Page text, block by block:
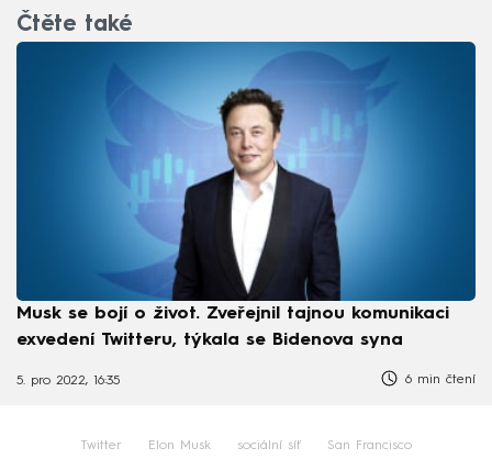
Čtěte také
Musk se bojí o život. Zveřejnil tajnou komunikaci
exvedení Twitteru, týkala se Bidenova syna
5. pro 2022, 16:35 6 min čtení
Twitter Elon Musk sociální síť San Francisco